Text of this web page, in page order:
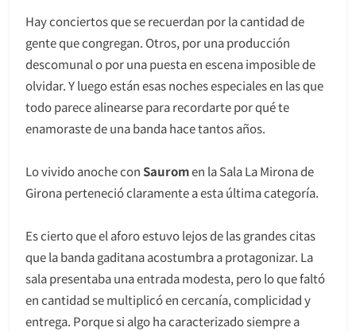
Hay conciertos que se recuerdan por la cantidad de
gente que congregan. Otros, por una producción
descomunal o por una puesta en escena imposible de
olvidar. Y luego están esas noches especiales en las que
todo parece alinearse para recordarte por qué te
enamoraste de una banda hace tantos años.
Lo vivido anoche conSauromen la Sala La Mirona de
Girona perteneció claramente a esta última categoría.
Es cierto que el aforo estuvo lejos de las grandes citas
que la banda gaditana acostumbra a protagonizar. La
sala presentaba una entrada modesta, pero lo que faltó
en cantidad se multiplicó en cercanía, complicidad y
entrega. Porque si algo ha caracterizado siempre a